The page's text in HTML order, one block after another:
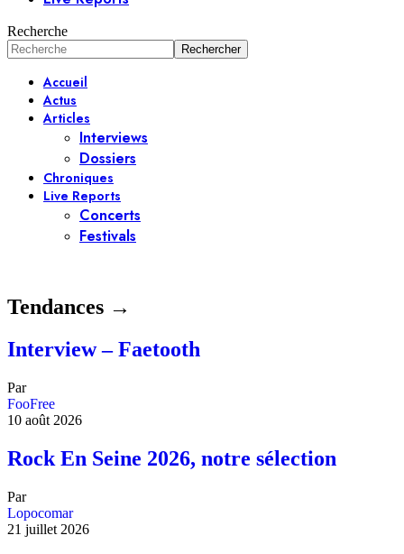
Recherche
Accueil
Actus
Articles
Interviews
Dossiers
Chroniques
Live Reports
Concerts
Festivals
Tendances →
Interview – Faetooth
Par
FooFree
10 août 2026
Rock En Seine 2026, notre sélection
Par
Lopocomar
21 juillet 2026